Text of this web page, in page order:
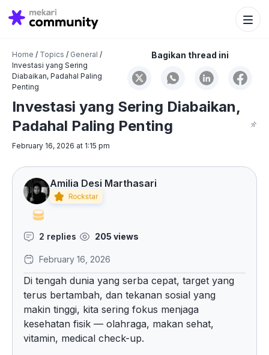
Search
for:
Search
Home / Topics / General /
Investasi yang Sering
Diabaikan, Padahal Paling
Penting
Bagikan thread ini
Investasi yang Sering Diabaikan,
Padahal Paling Penting
February 16, 2026 at 1:15 pm
Amilia Desi Marthasari
2 replies 205 views
February 16, 2026
Di tengah dunia yang serba cepat, target yang
terus bertambah, dan tekanan sosial yang
makin tinggi, kita sering fokus menjaga
kesehatan fisik — olahraga, makan sehat,
vitamin, medical check-up.